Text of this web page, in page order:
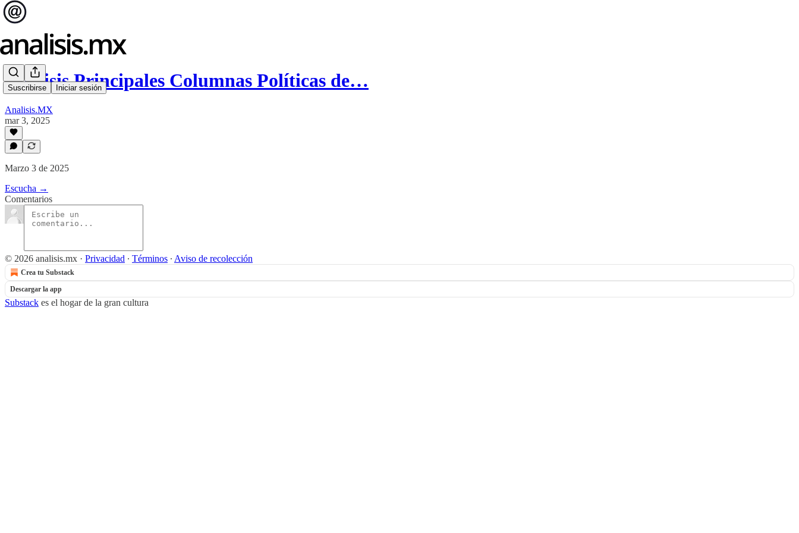
Suscribirse Iniciar sesión
Análisis Principales Columnas Políticas de…
Analisis.MX
mar 3, 2025
Marzo 3 de 2025
Escucha →
Comentarios
© 2026 analisis.mx · Privacidad ∙ Términos ∙ Aviso de recolección
Crea tu Substack
Descargar la app
Substack es el hogar de la gran cultura